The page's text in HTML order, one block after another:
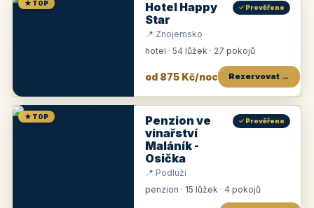
★ TOP
Hotel Happy
Star
✓ Prověřeno
📍 Znojemsko
hotel · 54 lůžek · 27 pokojů
od 875 Kč/noc Rezervovat →
★ TOP
Penzion ve
vinařství
Maláník -
Osička
✓ Prověřeno
📍 Podluží
penzion · 15 lůžek · 4 pokojů